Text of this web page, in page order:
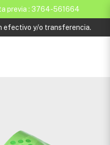
previa : 3764-561664
efectivo y/o transferencia.